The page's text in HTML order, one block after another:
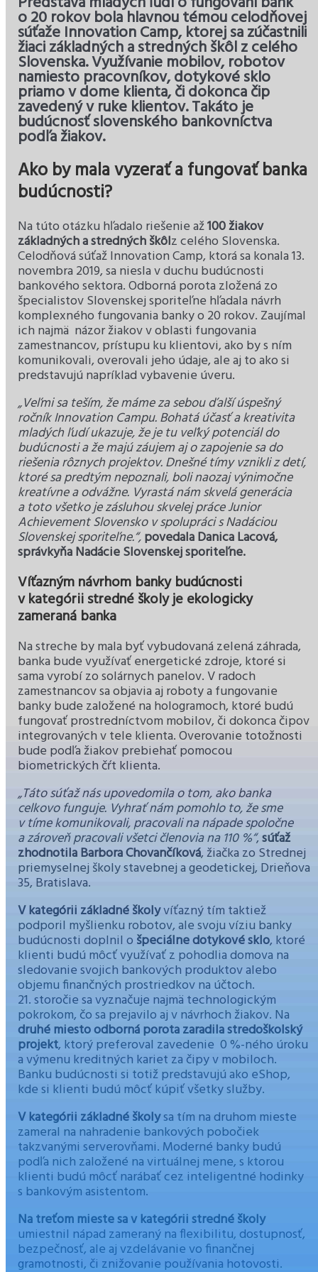
o 20 rokov bola hlavnou témou celodňovej
súťaže Innovation Camp, ktorej sa zúčastnili
žiaci základných a stredných škôl z celého
Slovenska. Využívanie mobilov, robotov
namiesto pracovníkov, dotykové sklo
priamo v dome klienta, či dokonca čip
zavedený v ruke klientov. Takáto je
budúcnosť slovenského bankovníctva
podľa žiakov.
Ako by mala vyzerať a fungovať banka
budúcnosti?
Na túto otázku hľadalo riešenie až100 žiakov
základných a stredných škôlz celého Slovenska.
Celodňová súťaž Innovation Camp, ktorá sa konala 13.
novembra 2019, sa niesla v duchu budúcnosti
bankového sektora. Odborná porota zložená zo
špecialistov Slovenskej sporiteľne hľadala návrh
komplexného fungovania banky o 20 rokov. Zaujímal
ich najmä názor žiakov v oblasti fungovania
zamestnancov, prístupu ku klientovi, ako by s ním
komunikovali, overovali jeho údaje, ale aj to ako si
predstavujú napríklad vybavenie úveru.
„Veľmi sa teším, že máme za sebou ďalší úspešný
ročník Innovation Campu. Bohatá účasť a kreativita
mladých ľudí ukazuje, že je tu veľký potenciál do
budúcnosti a že majú záujem aj o zapojenie sa do
riešenia rôznych projektov. Dnešné tímy vznikli z detí,
ktoré sa predtým nepoznali, boli naozaj výnimočne
kreatívne a odvážne. Vyrastá nám skvelá generácia
a toto všetko je zásluhou skvelej práce Junior
Achievement Slovensko v spolupráci s Nadáciou
Slovenskej sporiteľne.“,povedala Danica Lacová,
správkyňa Nadácie Slovenskej sporiteľne.
Víťazným návrhom banky budúcnosti
v kategórii stredné školy je ekologicky
zameraná banka
Na streche by mala byť vybudovaná zelená záhrada,
banka bude využívať energetické zdroje, ktoré si
sama vyrobí zo solárnych panelov. V radoch
zamestnancov sa objavia aj roboty a fungovanie
banky bude založené na hologramoch, ktoré budú
fungovať prostredníctvom mobilov, či dokonca čipov
integrovaných v tele klienta. Overovanie totožnosti
bude podľa žiakov prebiehať pomocou
biometrických čŕt klienta.
„Táto súťaž nás upovedomila o tom, ako banka
celkovo funguje. Vyhrať nám pomohlo to, že sme
v tíme komunikovali, pracovali na nápade spoločne
a zároveň pracovali všetci členovia na 110 %“,súťaž
zhodnotila Barbora Chovančíková, žiačka zo Strednej
priemyselnej školy stavebnej a geodetickej, Drieňova
35, Bratislava.
V kategórii základné školyvíťazný tím taktiež
podporil myšlienku robotov, ale svoju víziu banky
budúcnosti doplnil o špeciálne dotykové sklo, ktoré
klienti budú môcť využívať z pohodlia domova na
sledovanie svojich bankových produktov alebo
objemu finančných prostriedkov na účtoch.
21. storočie sa vyznačuje najmä technologickým
pokrokom, čo sa prejavilo aj v návrhoch žiakov. Na
druhé miesto odborná porota zaradilastredoškolský
projekt, ktorý preferoval zavedenie 0 %-ného úroku
a výmenu kreditných kariet za čipy v mobiloch.
Banku budúcnosti si totiž predstavujú ako eShop,
kde si klienti budú môcť kúpiť všetky služby.
V kategórii základné školysa tím na druhom mieste
zameral na nahradenie bankových pobočiek
takzvanými serverovňami. Moderné banky budú
podľa nich založené na virtuálnej mene, s ktorou
klienti budú môcť narábať cez inteligentné hodinky
s bankovým asistentom.
Na treťom mieste sa v kategórii stredné školy
umiestnil nápad zameraný na flexibilitu, dostupnosť,
bezpečnosť, ale aj vzdelávanie vo finančnej
gramotnosti, či znižovanie používania hotovosti.